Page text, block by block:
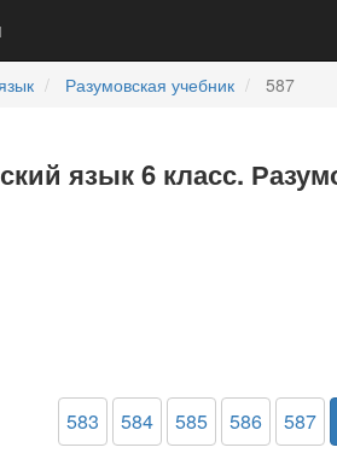
Разумовская учебник 587
язык 6 класс.
583 584 585 586 587